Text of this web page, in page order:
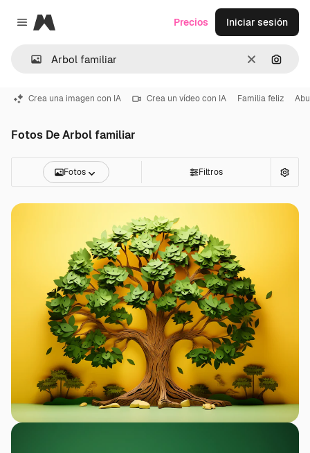
Close menu
Magnific
Borrar
Precios Iniciar sesión
Crea una imagen con IA Crea un vídeo con IA Familia feliz
Fotos De Arbol familiar
Fotos Filtros